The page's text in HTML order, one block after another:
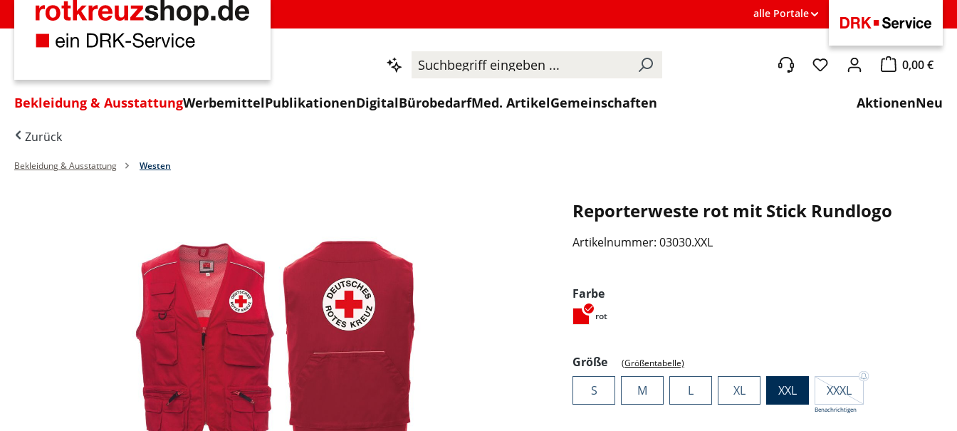
Hauptinhalt springen
Zur Suche springen
Zur Hauptnavigation springen alle Portale
Du hast 0 Produkte auf
0,00 €
Warenkorb
Bekleidung & AusstattungWerbemittelPublikationenDigitalBürobedarfMed. ArtikelGemeinschaften AktionenNeu
Zurück
Bekleidung & Ausstattung Westen
Reporterweste rot mit Stick Rundlogo
Artikelnummer: 03030.XXL
Farbeauswählen
rot
Größeauswählen
(Größentabelle)
S M L XL XXL XXXL
Benachrichtigen